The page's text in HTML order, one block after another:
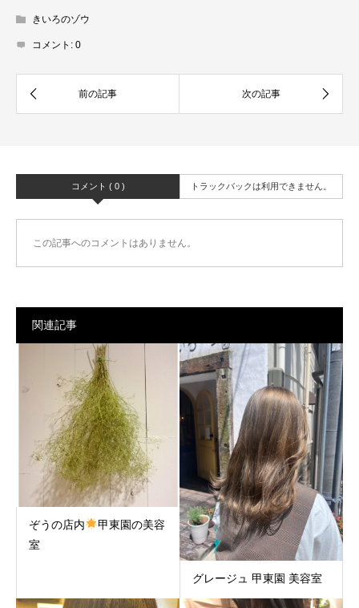
きいろのゾウ
コメント: 0
コメント ( 0 ) トラックバックは利用できません。
この記事へのコメントはありません。
関連記事
ぞうの店内
甲東園の美容
室
グレージュ 甲東園 美容室